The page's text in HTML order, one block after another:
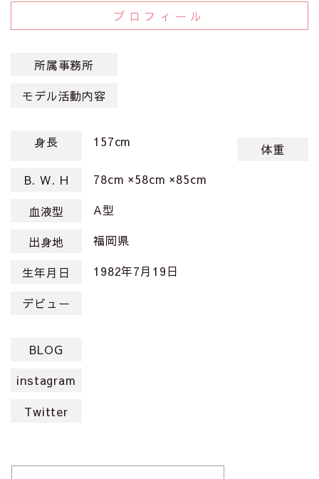
プロフィール
所属事務所
モデル活動内容
身長 157cm
体重
B. W. H
78cm ×58cm ×85cm
血液型 A型
出身地 福岡県
生年月日 1982年7月19日
デビュー
BLOG
instagram
Twitter